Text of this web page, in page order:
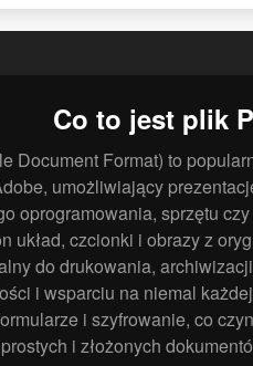
Co to jest plik
Document Format) to
umożliwiający
oprogramowania, sprzętu
układ, czcionki i obrazy z
do drukowania,
i wsparciu na niemal
i szyfrowanie, co
i złożonych